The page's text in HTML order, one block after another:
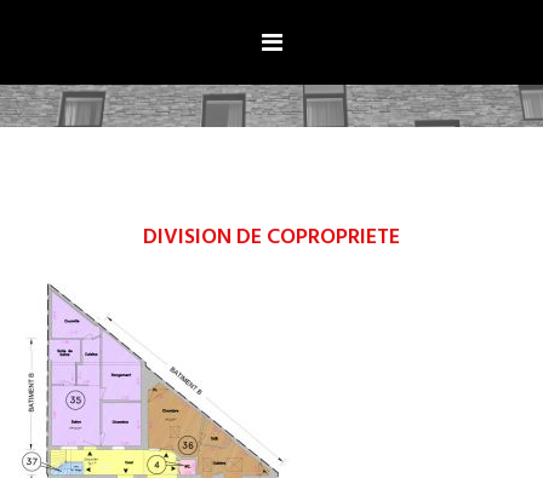
DIVISION DE COPROPRIETE